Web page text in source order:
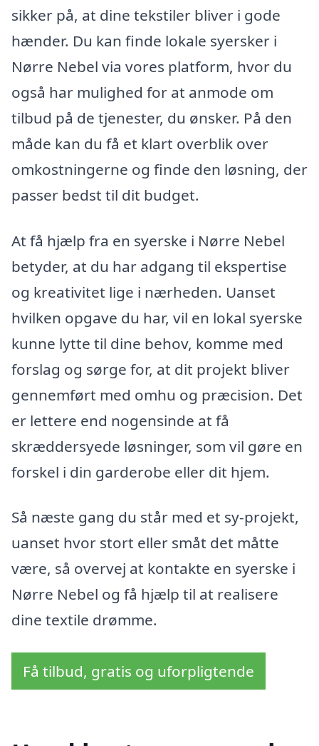
sikker på, at dine tekstiler bliver i gode
hænder. Du kan finde lokale syersker i
Nørre Nebel via vores platform, hvor du
også har mulighed for at anmode om
tilbud på de tjenester, du ønsker. På den
måde kan du få et klart overblik over
omkostningerne og finde den løsning, der
passer bedst til dit budget.
At få hjælp fra en syerske i Nørre Nebel
betyder, at du har adgang til ekspertise
og kreativitet lige i nærheden. Uanset
hvilken opgave du har, vil en lokal syerske
kunne lytte til dine behov, komme med
forslag og sørge for, at dit projekt bliver
gennemført med omhu og præcision. Det
er lettere end nogensinde at få
skræddersyede løsninger, som vil gøre en
forskel i din garderobe eller dit hjem.
Så næste gang du står med et sy-projekt,
uanset hvor stort eller småt det måtte
være, så overvej at kontakte en syerske i
Nørre Nebel og få hjælp til at realisere
dine textile drømme.
Få tilbud, gratis og uforpligtende